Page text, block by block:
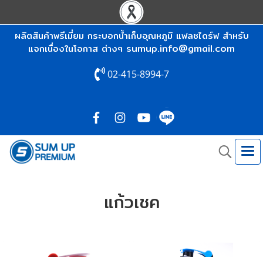
ผลิตสินค้าพรีเมี่ยม กระบอกน้ำเก็บอุณหภูมิ แฟลชไดร์ฟ สำหรับ
แจกเนื่องในโอกาส ต่างๆ sumup.info@gmail.com
02-415-8994-7
แก้วเชค